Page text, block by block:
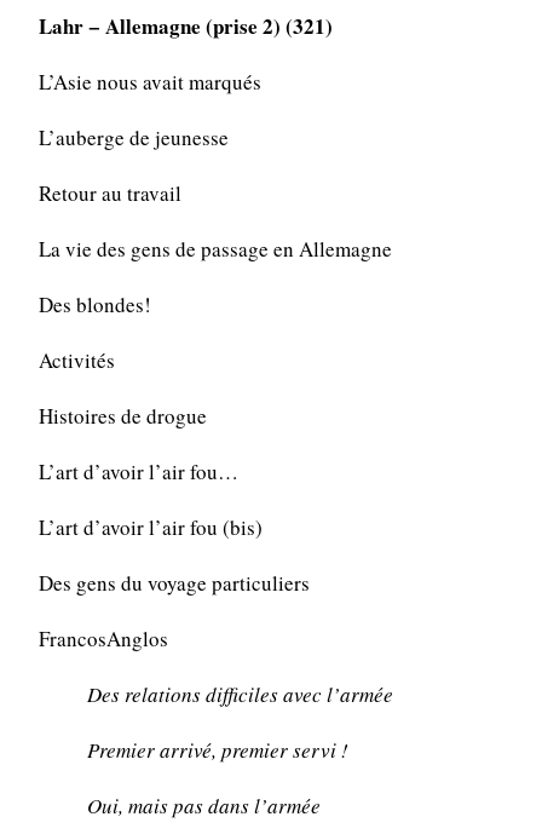
Lahr − Allemagne (prise 2) (321)
L’Asie nous avait marqués
L’auberge de jeunesse
Retour au travail
La vie des gens de passage en Allemagne
Des blondes!
Activités
Histoires de drogue
L’art d’avoir l’air fou…
L’art d’avoir l’air fou (bis)
Des gens du voyage particuliers
FrancosAnglos
Des relations difficiles avec l’armée
Premier arrivé, premier servi !
Oui, mais pas dans l’armée